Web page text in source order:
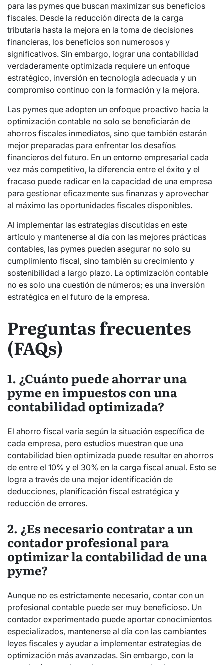
para las pymes que buscan maximizar sus beneficios
fiscales. Desde la reducción directa de la carga
tributaria hasta la mejora en la toma de decisiones
financieras, los beneficios son numerosos y
significativos. Sin embargo, lograr una contabilidad
verdaderamente optimizada requiere un enfoque
estratégico, inversión en tecnología adecuada y un
compromiso continuo con la formación y la mejora.
Las pymes que adopten un enfoque proactivo hacia la
optimización contable no solo se beneficiarán de
ahorros fiscales inmediatos, sino que también estarán
mejor preparadas para enfrentar los desafíos
financieros del futuro. En un entorno empresarial cada
vez más competitivo, la diferencia entre el éxito y el
fracaso puede radicar en la capacidad de una empresa
para gestionar eficazmente sus finanzas y aprovechar
al máximo las oportunidades fiscales disponibles.
Al implementar las estrategias discutidas en este
artículo y mantenerse al día con las mejores prácticas
contables, las pymes pueden asegurar no solo su
cumplimiento fiscal, sino también su crecimiento y
sostenibilidad a largo plazo. La optimización contable
no es solo una cuestión de números; es una inversión
estratégica en el futuro de la empresa.
Preguntas frecuentes
(FAQs)
1. ¿Cuánto puede ahorrar una
pyme en impuestos con una
contabilidad optimizada?
El ahorro fiscal varía según la situación específica de
cada empresa, pero estudios muestran que una
contabilidad bien optimizada puede resultar en ahorros
de entre el 10% y el 30% en la carga fiscal anual. Esto se
logra a través de una mejor identificación de
deducciones, planificación fiscal estratégica y
reducción de errores.
2. ¿Es necesario contratar a un
contador profesional para
optimizar la contabilidad de una
pyme?
Aunque no es estrictamente necesario, contar con un
profesional contable puede ser muy beneficioso. Un
contador experimentado puede aportar conocimientos
especializados, mantenerse al día con las cambiantes
leyes fiscales y ayudar a implementar estrategias de
optimización más avanzadas. Sin embargo, con la